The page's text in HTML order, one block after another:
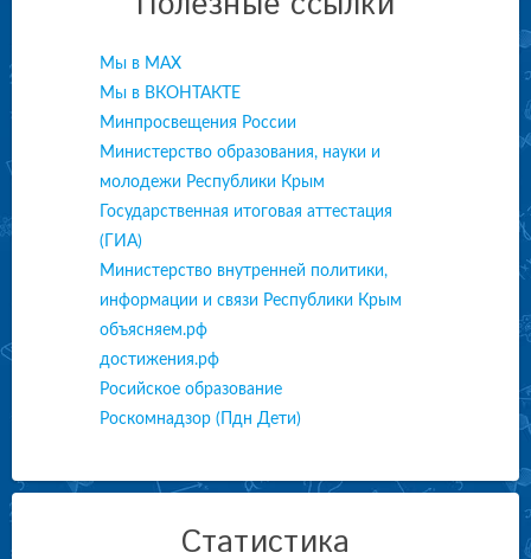
Мы в МАХ
Мы в ВКОНТАКТЕ
Минпросвещения России
Министерство образования, науки и
молодежи Республики Крым
Государственная итоговая аттестация
(ГИА)
Министерство внутренней политики,
информации и связи Республики Крым
объясняем.рф
достижения.рф
Росийское образование
Роскомнадзор (Пдн Дети)
Статистика